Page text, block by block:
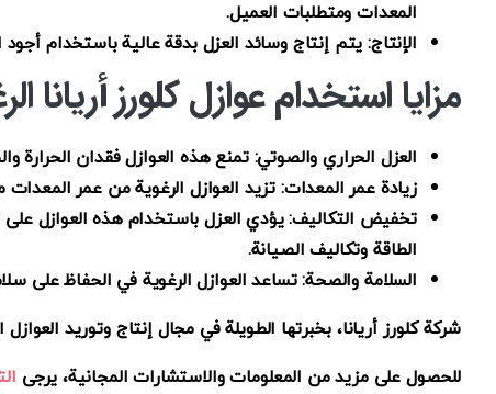
المعدات ومتطلبات العميل.
الإنتاج: يتم إنتاج وسائد العزل بدقة عالية باستخدام أجود
مزايا استخدام عوازل كلورز أريانا
العزل الحراري والصوتي: تمنع هذه العوازل فقدان
زيادة عمر المعدات: تزيد العوازل الرغوية من عمر
تخفيض التكاليف: يؤدي العزل باستخدام هذه العوازل
الطاقة وتكاليف الصيانة.
السلامة والصحة: تساعد العوازل الرغوية في الحفاظ على
شركة كلورز أريانا، بخبرتها الطويلة في مجال إنتاج وتوريد
للحصول على مزيد من المعلومات والاستشارات المجانية، يرجى